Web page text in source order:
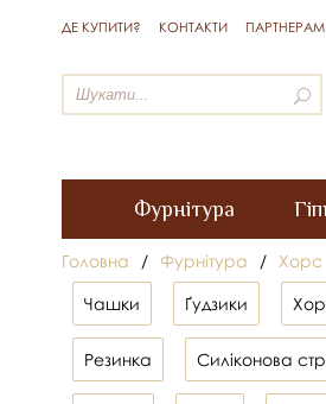
ДЕ КУПИТИ? КОНТАКТИ ПАРТНЕРАМ
Фурнітура
Головна / Фурнітура / Хорс
Чашки Ґудзики
Резинка Силіконова